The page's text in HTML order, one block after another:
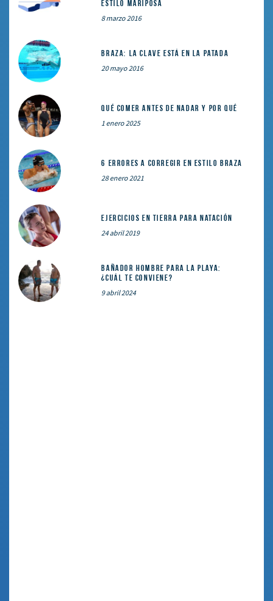
estilo mariposa
8 marzo 2016
Braza: la clave está en la patada
20 mayo 2016
Qué comer ANTES de nadar y por qué
1 enero 2025
6 errores a corregir en estilo braza
28 enero 2021
Ejercicios en tierra para natación
24 abril 2019
Bañador hombre para la playa:
¿cuál te conviene?
9 abril 2024